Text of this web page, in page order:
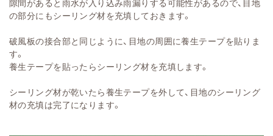
隙間があると雨水が入り込み雨漏りする可能性があるので、目地
の部分にもシーリング材を充填しておきます。
破風板の接合部と同じように、目地の周囲に養生テープを貼りま
す。
養生テープを貼ったらシーリング材を充填します。
シーリング材が乾いたら養生テープを外して、目地のシーリング
材の充填は完了になります。